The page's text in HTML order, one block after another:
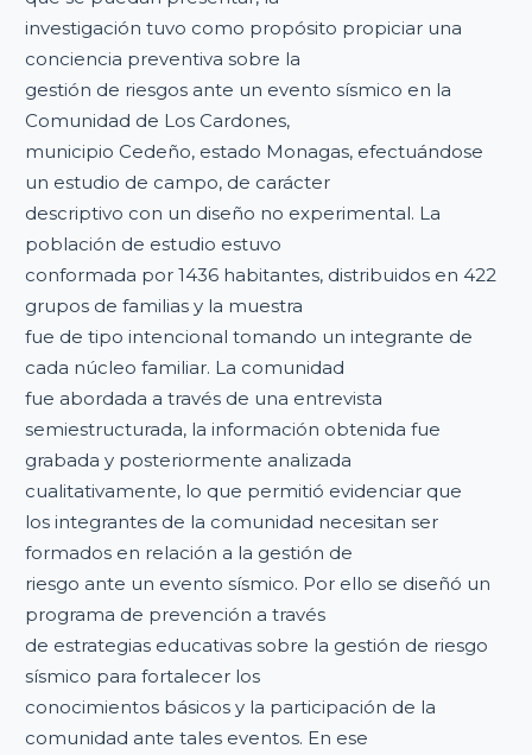
investigación tuvo como propósito propiciar una
conciencia preventiva sobre la
gestión de riesgos ante un evento sísmico en la
Comunidad de Los Cardones,
municipio Cedeño, estado Monagas, efectuándose
un estudio de campo, de carácter
descriptivo con un diseño no experimental. La
población de estudio estuvo
conformada por 1436 habitantes, distribuidos en 422
grupos de familias y la muestra
fue de tipo intencional tomando un integrante de
cada núcleo familiar. La comunidad
fue abordada a través de una entrevista
semiestructurada, la información obtenida fue
grabada y posteriormente analizada
cualitativamente, lo que permitió evidenciar que
los integrantes de la comunidad necesitan ser
formados en relación a la gestión de
riesgo ante un evento sísmico. Por ello se diseñó un
programa de prevención a través
de estrategias educativas sobre la gestión de riesgo
sísmico para fortalecer los
conocimientos básicos y la participación de la
comunidad ante tales eventos. En ese